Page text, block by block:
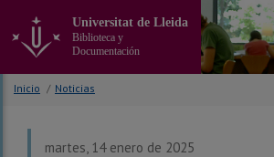
contenido
principal
Universitat de Lleida
Biblioteca y
Documentación
Inicio / Noticias
martes, 14 enero de 2025